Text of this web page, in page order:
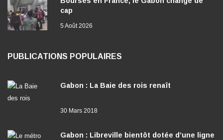
cap
5 Août 2026
PUBLICATIONS POPULAIRES
Gabon : La Baie des rois renaît
30 Mars 2018
Gabon : Libreville bientôt dotée d’une ligne